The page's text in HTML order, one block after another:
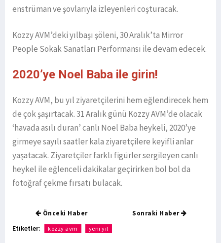
enstrüman ve şovlarıyla izleyenleri coşturacak.
Kozzy AVM’deki yılbaşı şöleni, 30 Aralık’ta Mirror
People Sokak Sanatları Performansı ile devam edecek.
2020’ye Noel Baba ile girin!
Kozzy AVM, bu yıl ziyaretçilerini hem eğlendirecek hem
de çok şaşırtacak. 31 Aralık günü Kozzy AVM’de olacak
‘havada asılı duran’ canlı Noel Baba heykeli, 2020’ye
girmeye sayılı saatler kala ziyaretçilere keyifli anlar
yaşatacak. Ziyaretçiler farklı figürler sergileyen canlı
heykel ile eğlenceli dakikalar geçirirken bol bol da
fotoğraf çekme fırsatı bulacak.
Önceki Haber Sonraki Haber
Etiketler: kozzy avm yeni yıl